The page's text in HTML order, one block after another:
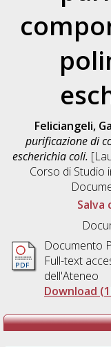
Feliciangeli,
purificazione di
escherichia coli.
Corso di Studio
Salva
Documento
Full-text
dell'Ateneo
Download